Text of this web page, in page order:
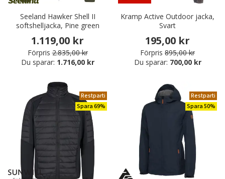
Seeland Hawker Shell II
softshelljacka, Pine green
1.119,00 kr
Förpris 2.835,00 kr
Du sparar: 1.716,00 kr
Kramp Active Outdoor jacka,
Svart
195,00 kr
Förpris 895,00 kr
Du sparar: 700,00 kr
Restparti
Spara 69%
Restparti
Spara 50%